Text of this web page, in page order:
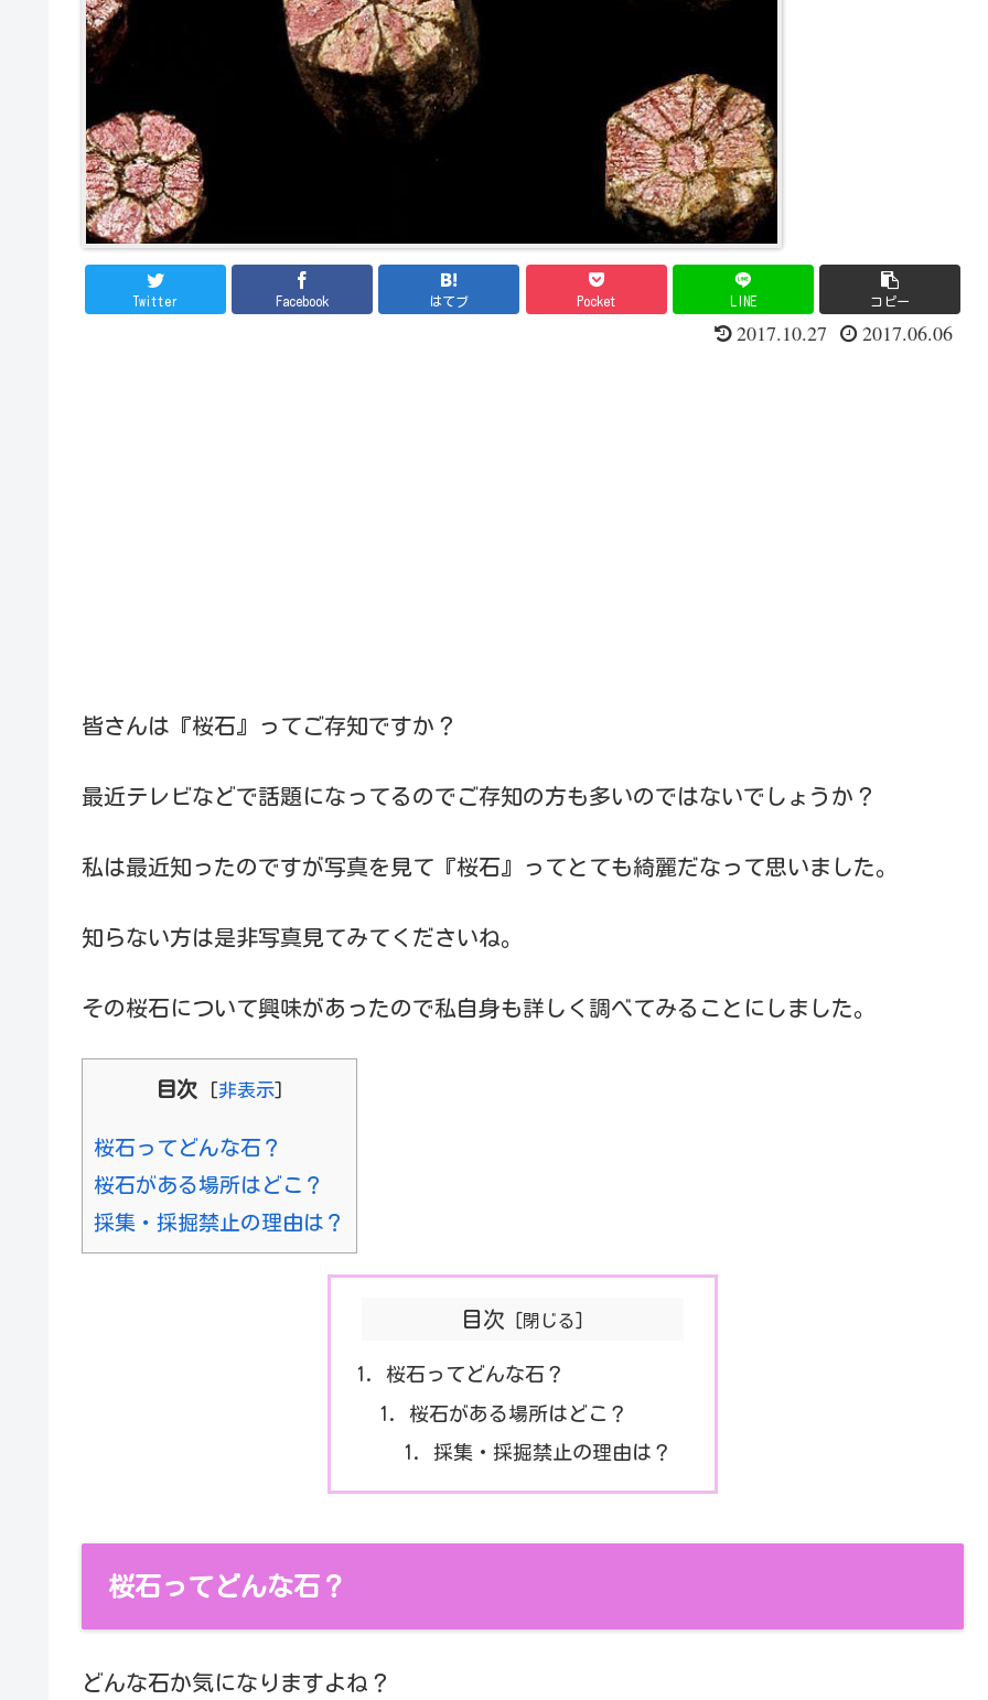
Twitter Facebook はてブ Pocket LINE コピー
2017.10.27 2017.06.06
皆さんは『桜石』ってご存知ですか？
最近テレビなどで話題になってるのでご存知の方も多いのではないでしょうか？
私は最近知ったのですが写真を見て『桜石』ってとても綺麗だなって思いました。
知らない方は是非写真見てみてくださいね。
その桜石について興味があったので私自身も詳しく調べてみることにしました。
目次 [非表示]
桜石ってどんな石？
桜石がある場所はどこ？
採集・採掘禁止の理由は？
目次
桜石ってどんな石？
桜石がある場所はどこ？
採集・採掘禁止の理由は？
桜石ってどんな石？
どんな石か気になりますよね？